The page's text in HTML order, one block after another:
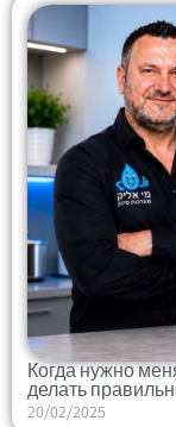
Когда нужно
делать
20/02/2025